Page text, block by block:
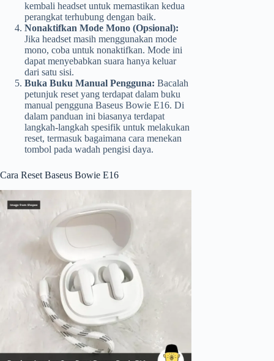
kembali headset untuk memastikan kedua
perangkat terhubung dengan baik.
Nonaktifkan Mode Mono (Opsional):
Jika headset masih menggunakan mode
mono, coba untuk nonaktifkan. Mode ini
dapat menyebabkan suara hanya keluar
dari satu sisi.
Buka Buku Manual Pengguna: Bacalah
petunjuk reset yang terdapat dalam buku
manual pengguna Baseus Bowie E16. Di
dalam panduan ini biasanya terdapat
langkah-langkah spesifik untuk melakukan
reset, termasuk bagaimana cara menekan
tombol pada wadah pengisi daya.
Cara Reset Baseus Bowie E16